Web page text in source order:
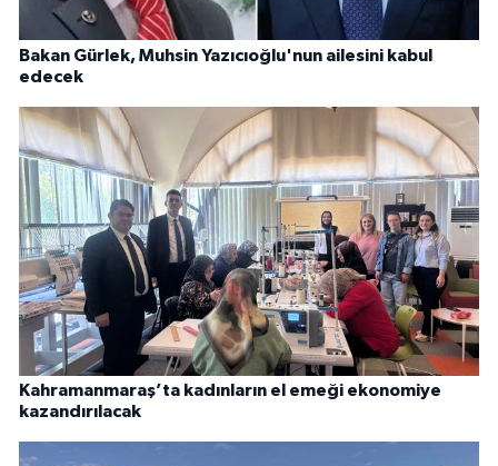
Bakan Gürlek, Muhsin Yazıcıoğlu'nun ailesini kabul
edecek
Kahramanmaraş’ta kadınların el emeği ekonomiye
kazandırılacak